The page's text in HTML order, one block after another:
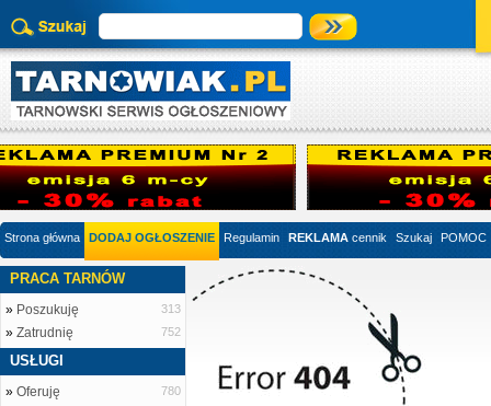
Strona główna DODAJ OGŁOSZENIE Regulamin REKLAMA cennik Szukaj POMOC
PRACA TARNÓW
» Poszukuję 313
» Zatrudnię 752
USŁUGI
» Oferuję 780